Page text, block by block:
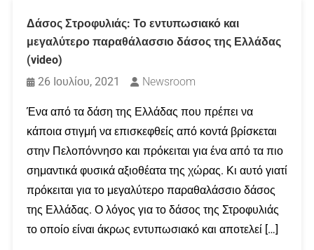
Δάσος Στροφυλιάς: Το εντυπωσιακό και
μεγαλύτερο παραθάλασσιο δάσος της Ελλάδας
(video)
26 Ιουλίου, 2021
Newsroom
Ένα από τα δάση της Ελλάδας που πρέπει να
κάποια στιγμή να επισκεφθείς από κοντά βρίσκεται
στην Πελοπόννησο και πρόκειται για ένα από τα πιο
σημαντικά φυσικά αξιοθέατα της χώρας. Κι αυτό γιατί
πρόκειται για το μεγαλύτερο παραθαλάσσιο δάσος
της Ελλάδας. Ο λόγος για το δάσος της Στροφυλιάς
το οποίο είναι άκρως εντυπωσιακό και αποτελεί […]